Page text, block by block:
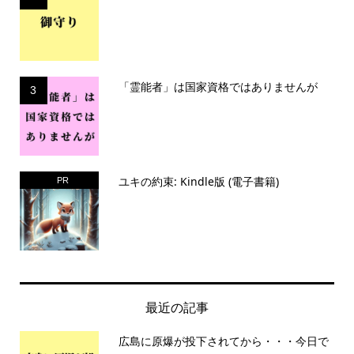
3 「霊能者」は国家資格ではありませんが
PR ユキの約束: Kindle版 (電子書籍)
最近の記事
広島に原爆が投下されてから・・・今日で